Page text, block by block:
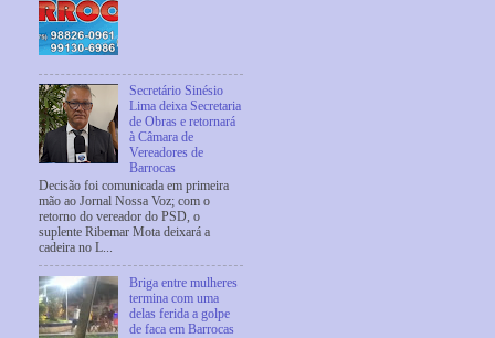
Secretário Sinésio
Lima deixa Secretaria
de Obras e retornará
à Câmara de
Vereadores de
Barrocas
Decisão foi comunicada em primeira
mão ao Jornal Nossa Voz; com o
retorno do vereador do PSD, o
suplente Ribemar Mota deixará a
cadeira no L...
Briga entre mulheres
termina com uma
delas ferida a golpe
de faca em Barrocas